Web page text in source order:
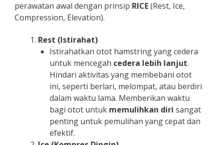
perawatan awal dengan prinsip RICE(Rest, Ice,
Compression, Elevation).
Rest (Istirahat)
Istirahatkan otot hamstring yang cedera
untuk mencegah cedera lebih lanjut.
Hindari aktivitas yang membebani otot
ini, seperti berlari, melompat, atau berdiri
dalam waktu lama. Memberikan waktu
bagi otot untuk memulihkan diri sangat
penting untuk pemulihan yang cepat dan
efektif.